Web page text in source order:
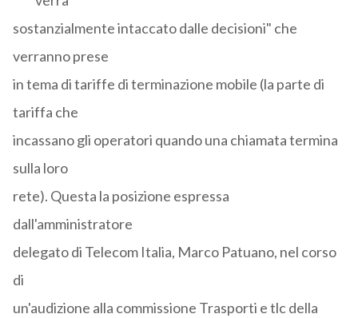
sostanzialmente intaccato dalle decisioni" che
verranno prese
in tema di tariffe di terminazione mobile (la parte di
tariffa che
incassano gli operatori quando una chiamata termina
sulla loro
rete). Questa la posizione espressa
dall'amministratore
delegato di Telecom Italia, Marco Patuano, nel corso
di
un'audizione alla commissione Trasporti e tlc della